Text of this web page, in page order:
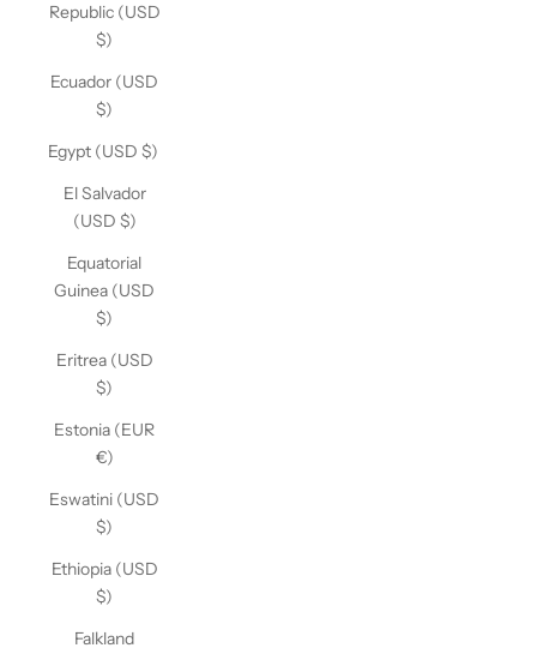
Republic (USD
$)
Ecuador (USD
$)
Egypt (USD $)
El Salvador
(USD $)
Equatorial
Guinea (USD
$)
Eritrea (USD
$)
Estonia (EUR
€)
Eswatini (USD
$)
Ethiopia (USD
$)
Falkland